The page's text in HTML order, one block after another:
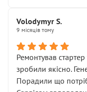
Volodymyr S.
9 місяців тому
Ремонтував
зробили якісно.
Порадили що